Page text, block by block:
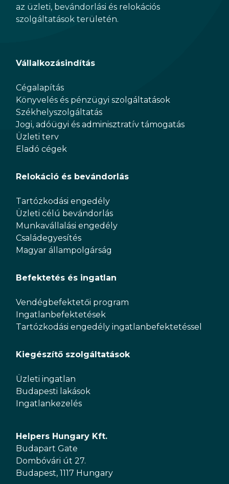
az üzleti, bevándorlási és relokációs
szolgáltatások területén.
Vállalkozásindítás
Cégalapítás
Könyvelés és pénzügyi szolgáltatások
Székhelyszolgáltatás
Jogi, adóügyi és adminisztratív támogatás
Üzleti terv
Eladó cégek
Relokáció és bevándorlás
Tartózkodási engedély
Üzleti célú bevándorlás
Munkavállalási engedély
Családegyesítés
Magyar állampolgárság
Befektetés és ingatlan
Vendégbefektetői program
Ingatlanbefektetések
Tartózkodási engedély ingatlanbefektetéssel
Kiegészítő szolgáltatások
Üzleti ingatlan
Budapesti lakások
Ingatlankezelés
Helpers Hungary Kft.
Budapart Gate
Dombóvári út 27.
Budapest, 1117 Hungary